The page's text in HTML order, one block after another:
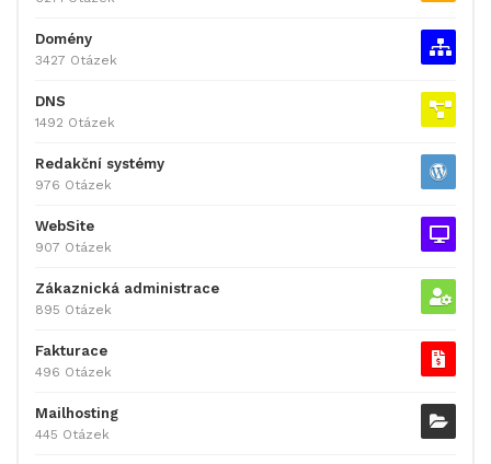
Domény
3427 Otázek
DNS
1492 Otázek
Redakční systémy
976 Otázek
WebSite
907 Otázek
Zákaznická administrace
895 Otázek
Fakturace
496 Otázek
Mailhosting
445 Otázek